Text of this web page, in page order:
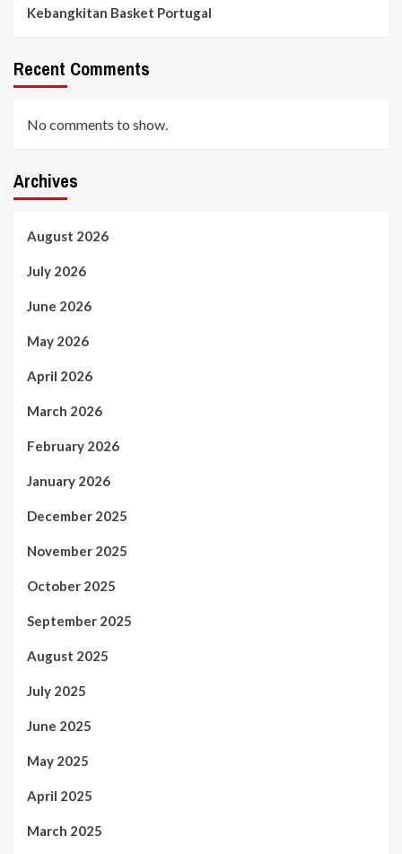
Kebangkitan Basket Portugal
Recent Comments
No comments to show.
Archives
August 2026
July 2026
June 2026
May 2026
April 2026
March 2026
February 2026
January 2026
December 2025
November 2025
October 2025
September 2025
August 2025
July 2025
June 2025
May 2025
April 2025
March 2025